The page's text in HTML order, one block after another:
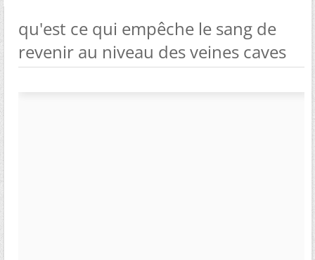
qu'est ce qui empêche le sang de
revenir au niveau des veines caves